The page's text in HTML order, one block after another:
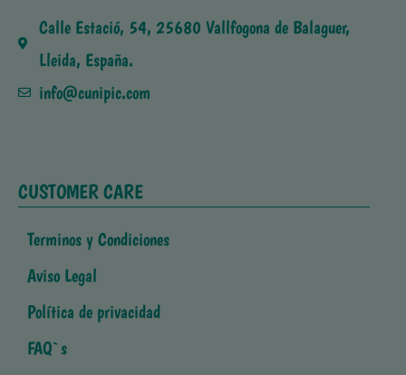
Calle Estació, 54, 25680 Vallfogona de Balaguer,
Lleida, España.
info@cunipic.com
CUSTOMER CARE
Terminos y Condiciones
Aviso Legal
Política de privacidad
FAQ`s